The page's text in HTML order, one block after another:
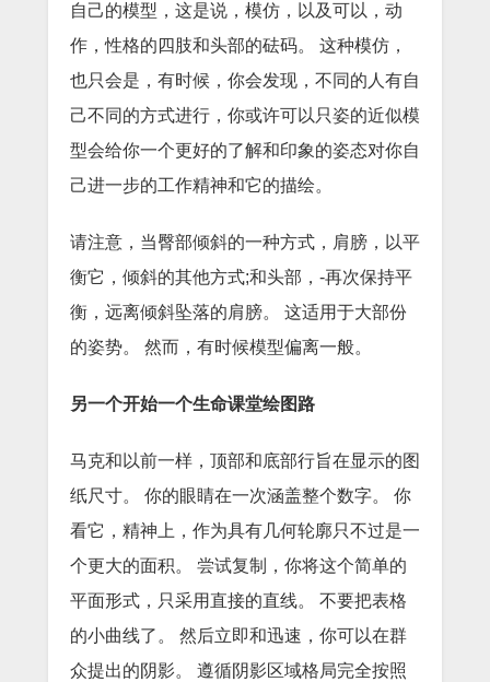
自己的模型，这是说，模仿，以及可以，动
作，性格的四肢和头部的砝码。
这种模仿，
也只会是，有时候，你会发现，不同的人有自
己不同的方式进行，你或许可以只姿的近似模
型会给你一个更好的了解和印象的姿态对你自
己进一步的工作精神和它的描绘。
请注意，当臀部倾斜的一种方式，肩膀，以平
衡它，倾斜的其他方式;和头部，-再次保持平
衡，远离倾斜坠落的肩膀。
这适用于大部份
的姿势。
然而，有时候模型偏离一般。
另一个开始一个生命课堂绘图路
马克和以前一样，顶部和底部行旨在显示的图
纸尺寸。
你的眼睛在一次涵盖整个数字。
你
看它，精神上，作为具有几何轮廓只不过是一
个更大的面积。
尝试复制，你将这个简单的
平面形式，只采用直接的直线。
不要把表格
的小曲线了。
然后立即和迅速，你可以在群
众提出的阴影。
遵循阴影区域格局完全按照